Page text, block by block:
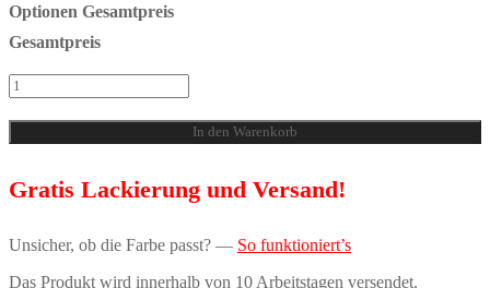
Optionen Gesamtpreis
Gesamtpreis
Motorhaube
in
Wunschfarbe
Mercedes-
C-
Klasse
FL
In den Warenkorb
Gratis Lackierung und Versand!
Unsicher, ob die Farbe passt? — So funktioniert’s
Das Produkt wird innerhalb von 10 Arbeitstagen versendet.